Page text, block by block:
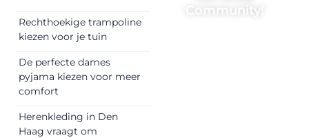
Rechthoekige trampoline
kiezen voor je tuin
De perfecte dames
pyjama kiezen voor meer
comfort
Herenkleding in Den
Haag vraagt om
Community!